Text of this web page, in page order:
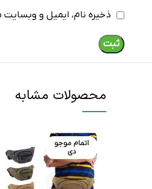
ذخیره نام، ایمیل و
محصولات مشابه
اتمام موجو
دی